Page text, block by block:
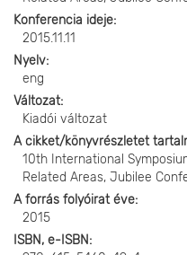
Konferencia ideje
2015.11.11
Nyelv
eng
Változat
Kiadói változat
A cikket/könyvrészletet
10th International
Related Areas, Jubilee
A forrás folyóirat éve
2015
ISBN, e-ISBN